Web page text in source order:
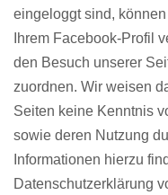
eingeloggt sind,
Ihrem Facebook-Profil
den Besuch unserer
zuordnen. Wir weisen
Seiten keine Kenntnis
sowie deren Nutzung
Informationen hierzu
Datenschutzerklärung